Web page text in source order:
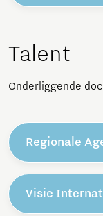
Talent
Onderliggende
Regionale
Visie